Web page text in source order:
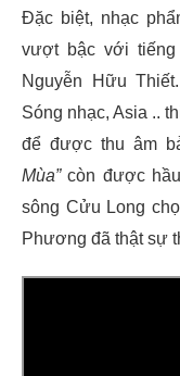
Đặc biệt, nhạc
vượt bậc với
Nguyễn Hữu
Sóng nhạc, Asia ..
để được thu âm
Mùa”còn được
sông Cửu Long
Phương đã thật sự